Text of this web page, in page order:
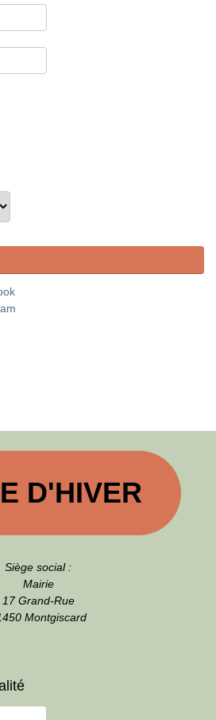
D'HIVER
Siège social :
Mairie
17 Grand-Rue
Montgiscard